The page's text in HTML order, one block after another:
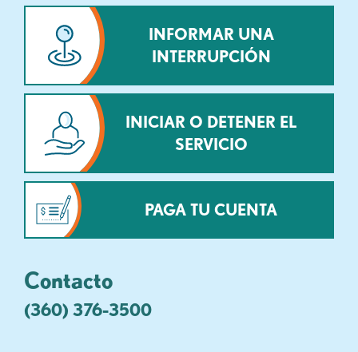
INFORMAR UNA
INTERRUPCIÓN
INICIAR O DETENER EL
SERVICIO
PAGA TU CUENTA
Contacto
(360) 376-3500